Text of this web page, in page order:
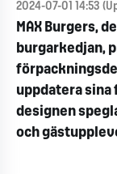
2024-07-01 14:53
MAX Burgers,
burgarkedjan,
uppdatera sina
designen
och